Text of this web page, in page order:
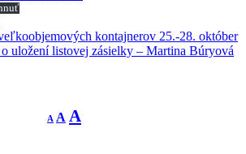
kontajnerov 25.-28. október
uložení listovej zásielky – Martina Búryová
A
Decrease
font
A Reset
font
A